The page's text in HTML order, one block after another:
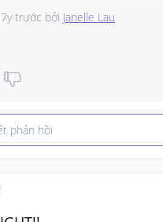
7y trước bởi Janelle Lau
phản hồi